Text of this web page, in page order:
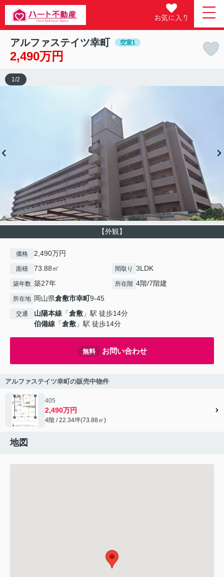
お気に入り
アルファステイツ幸町 空室1
2,490万円
【外観】
1 /2
価格 2,490万円
面積 73.88㎡ 間取り 3LDK
築年数 築27年 所在階 4階/7階建
所在地 岡山県倉敷市幸町9-45
交通 山陽本線 「倉敷 」駅 徒歩14分
伯備線 「倉敷 」駅 徒歩14分
無料 お問い合わせ
アルファステイツ幸町の販売中物件
405
2,490万円
4階 / 22.34坪(73.88㎡)
地図